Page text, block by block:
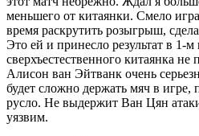
меньшего от китаянки. Смело
время раскрутить розыгрыш,
Это ей и принесло результат в 1-
сверхъестественного китаянка не
Алисон ван Эйтванк очень
будет сложно держать мяч в игре,
русло. Не выдержит Ван Цян
уязвим.